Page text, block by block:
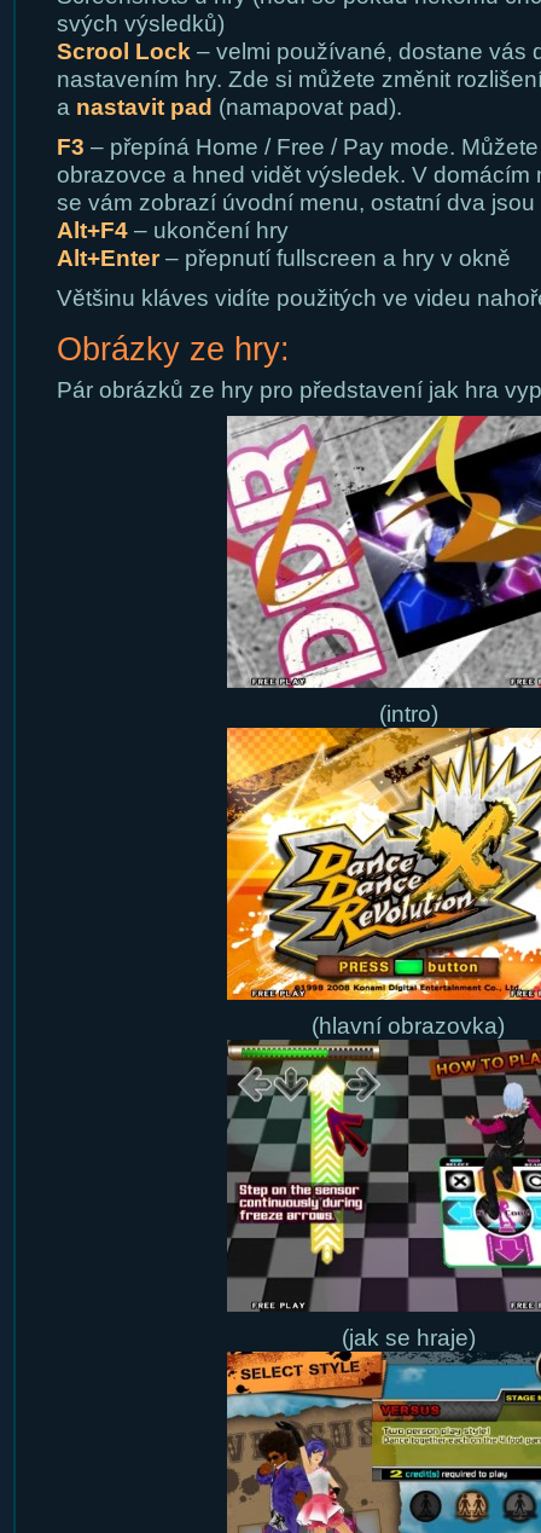
svých výsledků)
Scrool Lock – velmi používané, dostane vás
nastavením hry. Zde si můžete změnit
a nastavit pad (namapovat pad).
F3 – přepíná Home / Free / Pay mode.
obrazovce a hned vidět výsledek. V domácím
se vám zobrazí úvodní menu, ostatní dva
Alt+F4– ukončení hry
Alt+Enter– přepnutí fullscreen a hry v okně
Většinu kláves vidíte použitých ve videu
Obrázky ze hry:
Pár obrázků ze hry pro představení jak hra
(intro)
(hlavní obrazovka)
(jak se hraje)